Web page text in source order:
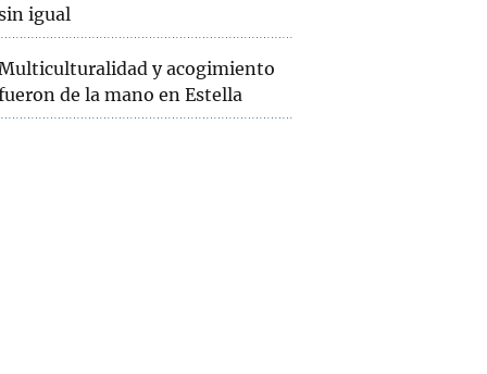
igual
y acogimiento
de la mano en Estella